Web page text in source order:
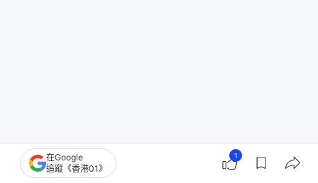
在Google
追蹤《香港01》
1